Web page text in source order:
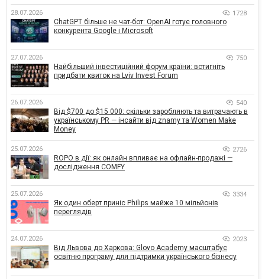
28.07.2026 1728
ChatGPT більше не чат-бот: OpenAI готує головного
конкурента Google і Microsoft
27.07.2026 750
Найбільший інвестиційний форум країни: встигніть
придбати квиток на Lviv Invest Forum
26.07.2026 540
Від $700 до $15 000: скільки заробляють та витрачають в
українському PR — інсайти від znamy та Women Make
Money
25.07.2026 2726
ROPO в дії: як онлайн впливає на офлайн-продажі —
дослідження COMFY
25.07.2026 3334
Як один оберт приніс Philips майже 10 мільйонів
переглядів
24.07.2026 2023
Від Львова до Харкова: Glovo Academy масштабує
освітню програму для підтримки українського бізнесу